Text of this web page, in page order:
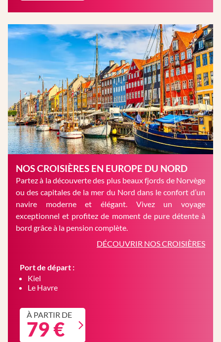
NOS CROISIÈRES EN EUROPE DU NORD
Partez à la découverte des plus beaux fjords de Norvège
ou des capitales de la mer du Nord dans le confort d’un
navire moderne et élégant. Vivez un voyage
exceptionnel et profitez de moment de pure détente à
bord grâce à la pension complète.
DÉCOUVRIR NOS CROISIÈRES
Port de départ :
Kiel
Le Havre
À PARTIR DE
79 €